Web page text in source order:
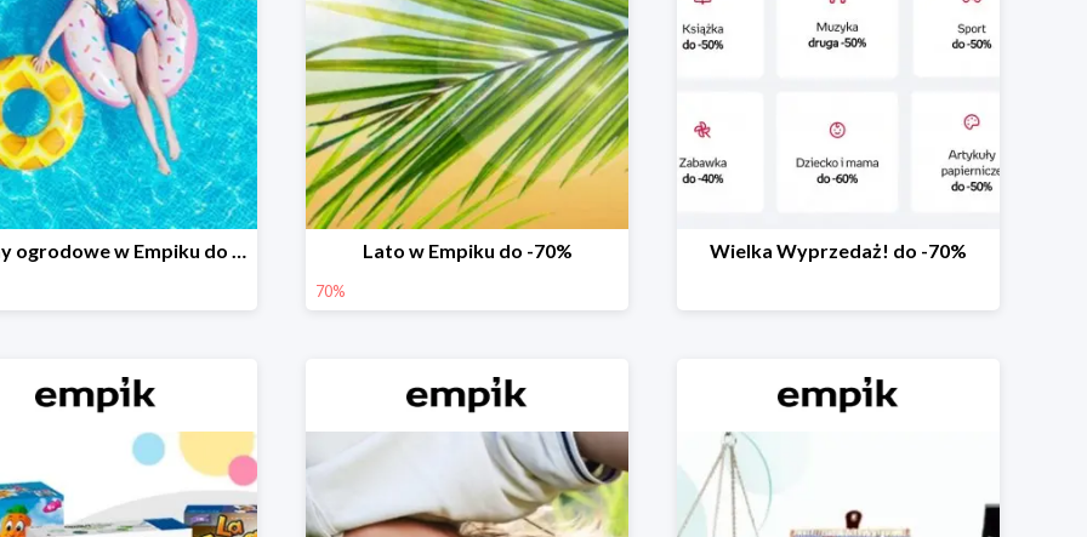
Baseny ogrodowe w Empiku do -25% Lato w Empiku do -70%
70%
Wielka Wyprzedaż! do -70%